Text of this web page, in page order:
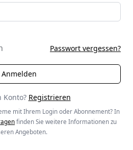
Passwort vergessen?
Konto? Registrieren
mit Ihrem Login oder Abonnement? In
finden Sie weitere Informationen zu
Angeboten.